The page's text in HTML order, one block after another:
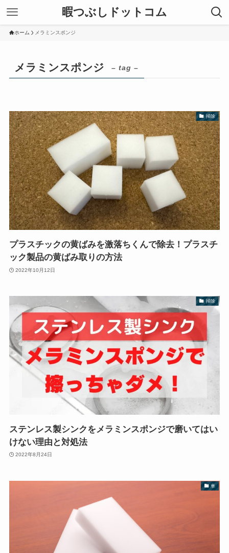
暇つぶしドットコム
ホーム メラミンスポンジ
メラミンスポンジ – tag –
掃除
プラスチックの黄ばみを激落ちくんで除去！プラスチ
ック製品の黄ばみ取りの方法
2022年10月12日
掃除
ステンレス製シンクをメラミンスポンジで磨いてはい
けない理由と対処法
2022年8月24日
車